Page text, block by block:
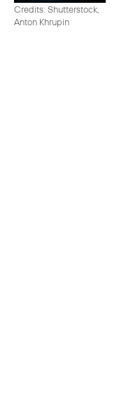
Credits: Shutterstock,
Anton Khrupin